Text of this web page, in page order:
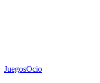
JuegosOcio